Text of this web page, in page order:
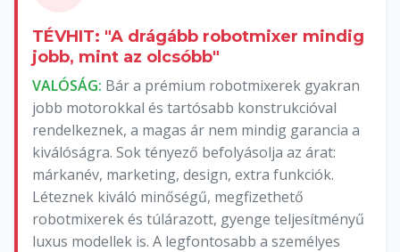
TÉVHIT: "A drágább robotmixer mindig
jobb, mint az olcsóbb"
VALÓSÁG: Bár a prémium robotmixerek gyakran
jobb motorokkal és tartósabb konstrukcióval
rendelkeznek, a magas ár nem mindig garancia a
kiválóságra. Sok tényező befolyásolja az árat:
márkanév, marketing, design, extra funkciók.
Léteznek kiváló minőségű, megfizethető
robotmixerek és túlárazott, gyenge teljesítményű
luxus modellek is. A legfontosabb a személyes